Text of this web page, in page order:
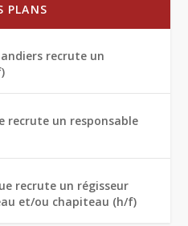
PLANS
recrute un
recrute un responsable
recrute un régisseur
et/ou chapiteau (h/f)